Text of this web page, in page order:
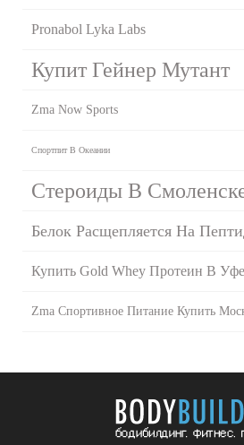
Pronabol Lyka Labs
Купит Гейнер Мутант
Zma Now Sports
Спортпит В Океании
Стероиды В
Белок Расщепляется На
Купить Gold Whey Протеин В Уфе
Zma Спортивное Питание Купить